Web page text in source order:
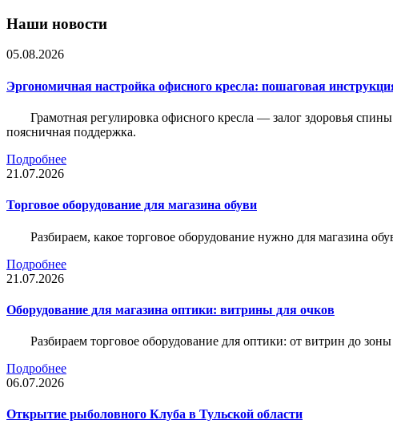
Наши новости
05.08.2026
Эргономичная настройка офисного кресла: пошаговая
Грамотная регулировка офисного кресла — залог здоровья
поясничная поддержка.
Подробнее
21.07.2026
Торговое оборудование для магазина обуви
Разбираем, какое торговое оборудование нужно для магазина
Подробнее
21.07.2026
Оборудование для магазина оптики: витрины для очков
Разбираем торговое оборудование для оптики: от витрин до
Подробнее
06.07.2026
Открытие рыболовного Клуба в Тульской области